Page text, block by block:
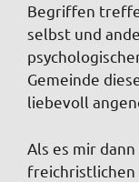
Begriffen
selbst und
Gemeinde
liebevoll
Als es mir
freichristlichen